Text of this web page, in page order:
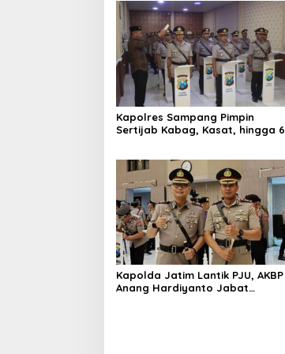
Kapolres Sampang Pimpin
Sertijab Kabag, Kasat, hingga 6
Kapolda Jatim Lantik PJU, AKBP
Anang Hardiyanto Jabat